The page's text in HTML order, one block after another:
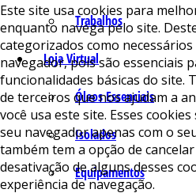
Trabalhos
Loja Virtual
Óleos Essenciais
Isolados
Equipamentos
Este site usa cookies para
enquanto navega pelo site.
categorizados como
navegador, pois são essenciais
funcionalidades básicas do site.
de terceiros que nos ajudam a
você usa este site. Esses
seu navegador apenas com o
também tem a opção de
desativação de alguns desses
experiência de navegação.